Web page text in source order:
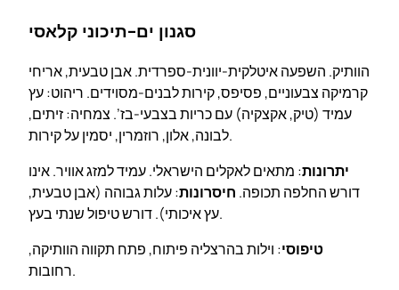
סגנון ים-תיכוני קלאסי
הוותיק. השפעה איטלקית-יוונית-ספרדית. אבן טבעית, אריחי
קרמיקה צבעוניים, פסיפס, קירות לבנים-מסוידים. ריהוט: עץ
עמיד (טיק, אקצקיה) עם כריות בצבעי-בז’. צמחיה: זיתים,
לבונה, אלון, רוזמרין, יסמין על קירות.
יתרונות: מתאים לאקלים הישראלי. עמיד למזג אוויר. אינו
דורש החלפה תכופה. חיסרונות: עלות גבוהה (אבן טבעית,
עץ איכותי). דורש טיפול שנתי בעץ.
טיפוסי: וילות בהרצליה פיתוח, פתח תקווה הוותיקה,
רחובות.